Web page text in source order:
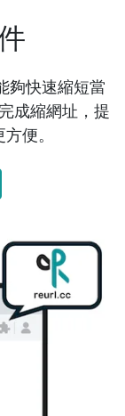
夠快速縮短當
成縮網址，提
便。